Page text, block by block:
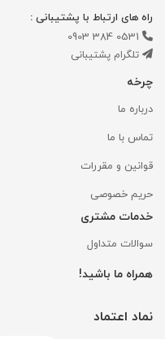
راه های ارتباط با پشتیبانی :
0531 384 0903
تلگرام پشتیبانی
چرخه
درباره ما
تماس با ما
قوانین و مقررات
حریم خصوصی
خدمات مشتری
سوالات متداول
همراه ما باشید!
نماد اعتماد